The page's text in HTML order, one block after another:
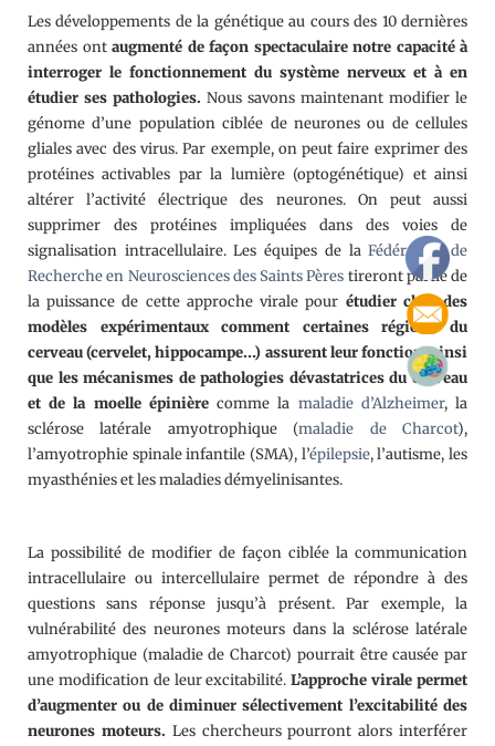
Les développements de la génétique au cours des 10 dernières
années ont augmenté de façon spectaculaire notre capacité à
interroger le fonctionnement du système nerveux et à en
étudier ses pathologies. Nous savons maintenant modifier le
génome d’une population ciblée de neurones ou de cellules
gliales avec des virus. Par exemple, on peut faire exprimer des
protéines activables par la lumière (optogénétique) et ainsi
altérer l’activité électrique des neurones. On peut aussi
supprimer des protéines impliquées dans des voies de
signalisation intracellulaire. Les équipes de laFédération de
Recherche en Neurosciences des Saints Pères tireront partie de
la puissance de cette approche virale pour étudier chez des
modèles expérimentaux comment certaines régions du
cerveau (cervelet, hippocampe…) assurent leur fonction, ainsi
que les mécanismes de pathologies dévastatrices du cerveau
et de la moelle épinièrecomme la maladie d’Alzheimer, la
sclérose latérale amyotrophique (maladie de Charcot),
l’amyotrophie spinale infantile (SMA), l’épilepsie, l’autisme, les
myasthénies et les maladies démyelinisantes.
La possibilité de modifier de façon ciblée la communication
intracellulaire ou intercellulaire permet de répondre à des
questions sans réponse jusqu’à présent. Par exemple, la
vulnérabilité des neurones moteurs dans la sclérose latérale
amyotrophique (maladie de Charcot) pourrait être causée par
une modification de leur excitabilité.L’approche virale permet
d’augmenter ou de diminuer sélectivement l’excitabilité des
neurones moteurs. Les chercheurs pourront alors interférer